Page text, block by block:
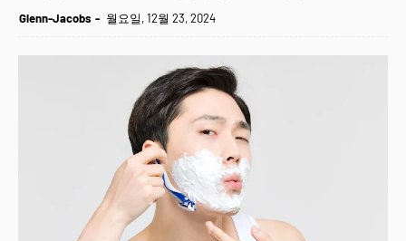
Glenn-Jacobs 월요일, 12월 23, 2024